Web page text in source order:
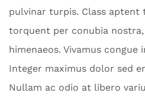
pulvinar turpis. Class
torquent per conubia
himenaeos. Vivamus congue
Integer maximus dolor sed
Nullam ac odio at libero